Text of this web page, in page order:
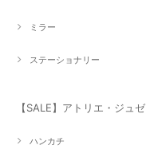
ミラー
ステーショナリー
【SALE】アトリエ・ジュゼ
ハンカチ